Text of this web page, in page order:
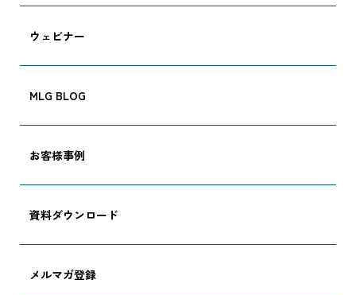
ウェビナー
MLG BLOG
お客様事例
資料ダウンロード
メルマガ登録